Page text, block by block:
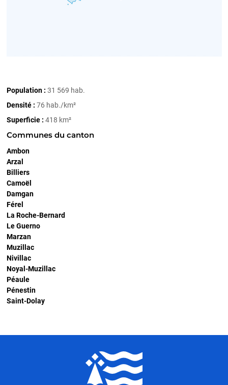
Population : 31 569 hab.
Densité : 76 hab./km²
Superficie : 418 km²
Communes du canton
Ambon
Arzal
Billiers
Camoël
Damgan
Férel
La Roche-Bernard
Le Guerno
Marzan
Muzillac
Nivillac
Noyal-Muzillac
Péaule
Pénestin
Saint-Dolay